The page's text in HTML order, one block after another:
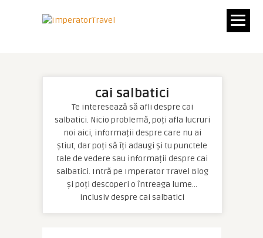
cai salbatici
Te interesează să afli despre cai
salbatici. Nicio problemă, poți afla lucruri
noi aici, informații despre care nu ai
știut, dar poți să îți adaugi și tu punctele
tale de vedere sau informații despre cai
salbatici. Intră pe Imperator Travel Blog
și poți descoperi o întreaga lume…
inclusiv despre cai salbatici